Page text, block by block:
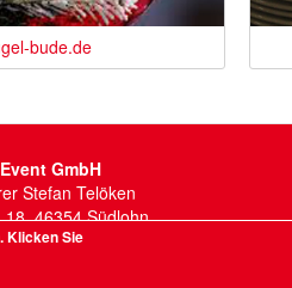
bude.de
GmbH
Stefan Telöken
46354 Südlohn
62 / 87 09
Klicken Sie